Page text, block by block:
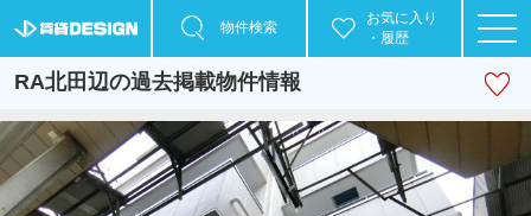
物件検索
お気に入り
・履歴
RA北田辺の過去掲載物件情報